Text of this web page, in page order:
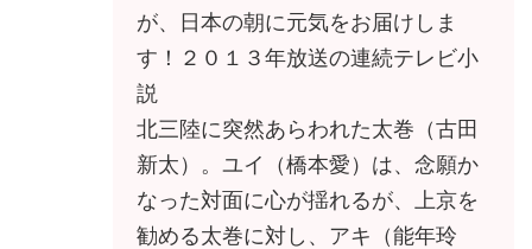
が、日本の朝に元気をお届けしま
す！２０１３年放送の連続テレビ小
説
北三陸に突然あらわれた太巻（古田
新太）。ユイ（橋本愛）は、念願か
なった対面に心が揺れるが、上京を
勧める太巻に対し、アキ（能年玲